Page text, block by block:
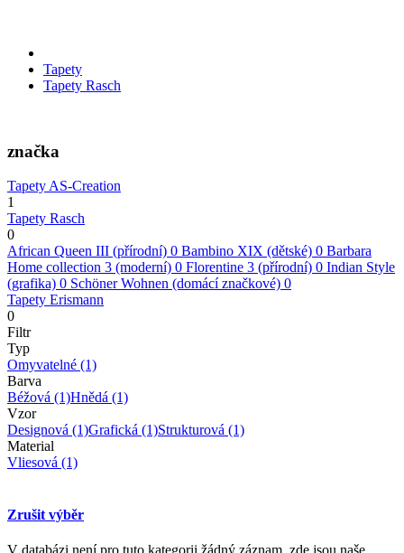
Tapety
Tapety Rasch
značka
Tapety AS-Creation
1
Tapety Rasch
0
African Queen III (přírodní) 0 Bambino XIX (dětské) 0 Barbara
Home collection 3 (moderní) 0 Florentine 3 (přírodní) 0 Indian Style
(grafika) 0 Schöner Wohnen (domácí značkové) 0
Tapety Erismann
0
Filtr
Typ
Omyvatelné (1)
Barva
Béžová (1)Hnědá (1)
Vzor
Designová (1)Grafická (1)Strukturová (1)
Material
Vliesová (1)
Zrušit výběr
V databázi není pro tuto kategorii žádný záznam, zde jsou naše